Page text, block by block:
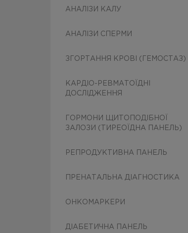
АНАЛІЗИ КАЛУ
АНАЛІЗИ СПЕРМИ
ЗГОРТАННЯ КРОВІ (ГЕМОСТАЗ)
КАРДІО-РЕВМАТОЇДНІ
ДОСЛІДЖЕННЯ
ГОРМОНИ ЩИТОПОДІБНОЇ
ЗАЛОЗИ (ТИРЕОЇДНА ПАНЕЛЬ)
РЕПРОДУКТИВНА ПАНЕЛЬ
ПРЕНАТАЛЬНА ДІАГНОСТИКА
ОНКОМАРКЕРИ
ДІАБЕТИЧНА ПАНЕЛЬ